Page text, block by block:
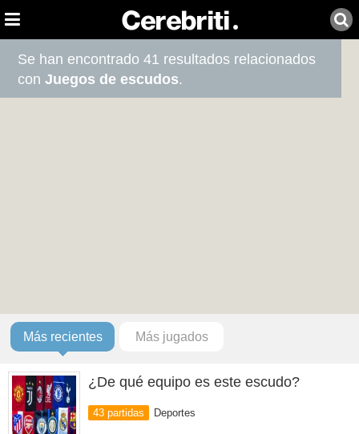
Se han encontrado 41 resultados relacionados
conJuegos de escudos.
Más recientes Más jugados
¿De qué equipo es este escudo?
43 partidas Deportes